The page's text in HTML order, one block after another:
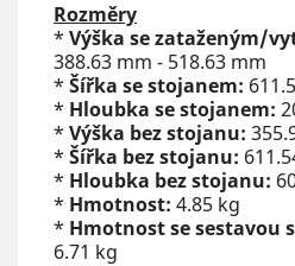
Rozměry
* Výška se zataženým/
388.63 mm - 518.63 mm
* Šířka se stojanem:
* Hloubka se stojanem:
* Výška bez stojanu:
* Šířka bez stojanu:
* Hloubka bez stojanu:
* Hmotnost: 4.85 kg
* Hmotnost se sestavou
6.71 kg